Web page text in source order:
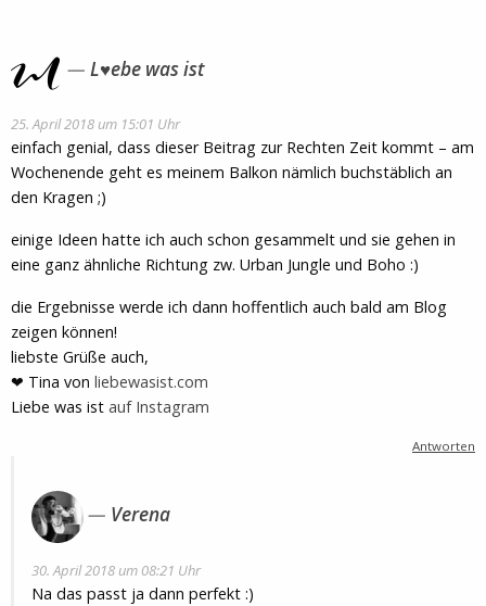
L♥ebe was ist
25. April 2018 um 15:01 Uhr
einfach genial, dass dieser Beitrag zur Rechten Zeit kommt – am
Wochenende geht es meinem Balkon nämlich buchstäblich an
den Kragen ;)
einige Ideen hatte ich auch schon gesammelt und sie gehen in
eine ganz ähnliche Richtung zw. Urban Jungle und Boho :)
die Ergebnisse werde ich dann hoffentlich auch bald am Blog
zeigen können!
liebste Grüße auch,
❤ Tina von liebewasist.com
Liebe was ist auf Instagram
Antworten
Verena
30. April 2018 um 08:21 Uhr
Na das passt ja dann perfekt :)